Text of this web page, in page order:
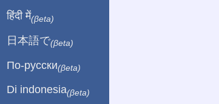
हिंदी में(βeta)
日本語で(βeta)
По-русски(βeta)
Di indonesia(βeta)